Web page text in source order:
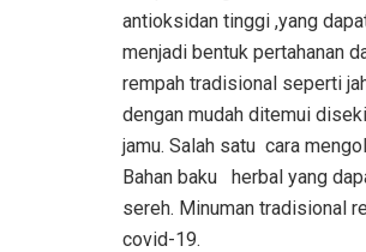
antioksidan tinggi ,yang
menjadi bentuk pertahanan
rempah tradisional seperti
dengan mudah ditemui
jamu. Salah satu cara
Bahan baku herbal yang
sereh. Minuman tradisional
covid-19.